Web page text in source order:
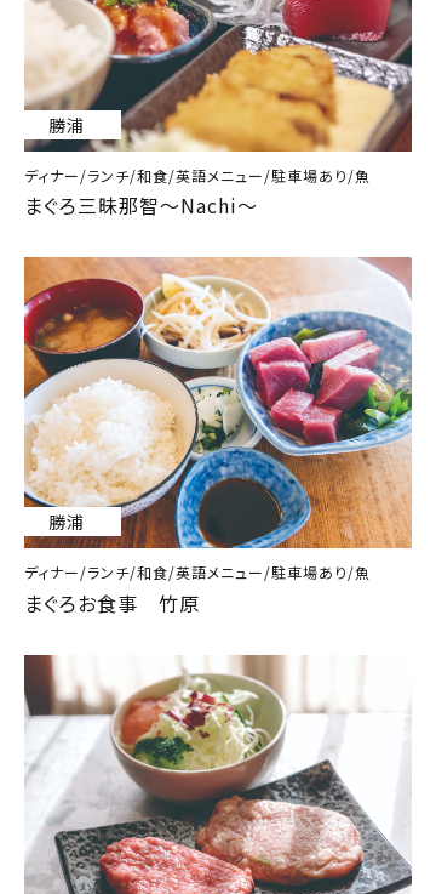
勝浦
ディナー/ランチ/和食/英語メニュー/駐車場あり/魚
まぐろ三昧那智～Nachi～
勝浦
ディナー/ランチ/和食/英語メニュー/駐車場あり/魚
まぐろお食事 竹原